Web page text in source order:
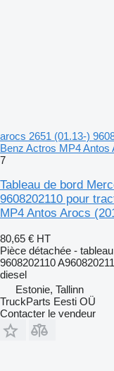
arocs 2651 (01.13-)
Benz Actros MP4 Antos
7
Tableau de bord
9608202110 pour
MP4 Antos Arocs
80,65 € HT
Pièce détachée -
9608202110
diesel
Estonie, Tallinn
TruckParts Eesti OÜ
Contacter le vendeur